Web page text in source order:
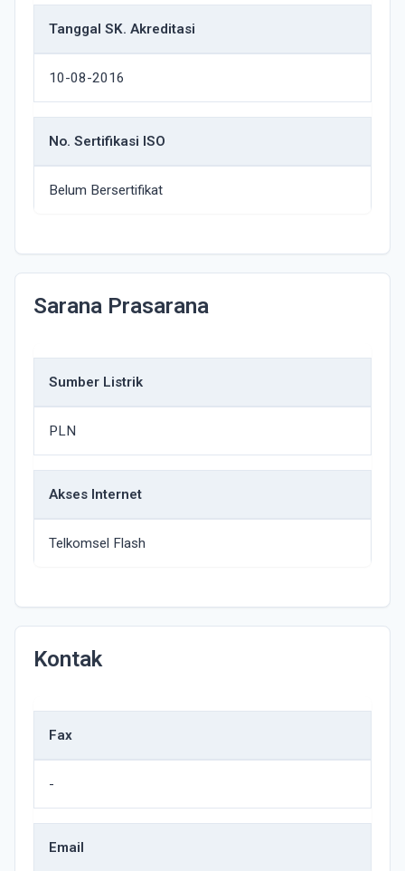
Tanggal SK. Akreditasi
10-08-2016
No. Sertifikasi ISO
Belum Bersertifikat
Sarana Prasarana
Sumber Listrik
PLN
Akses Internet
Telkomsel Flash
Kontak
Fax
-
Email